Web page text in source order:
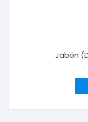
Jabón